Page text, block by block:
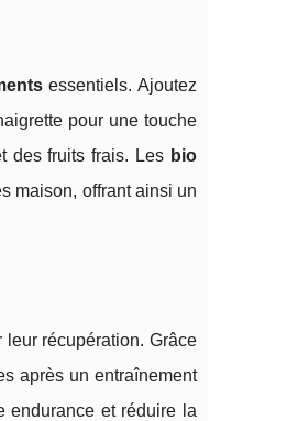
essentiels. Ajoutez
pour une touche
des fruits frais. Les bio
maison, offrant ainsi un
récupération. Grâce
après un entraînement
endurance et réduire la